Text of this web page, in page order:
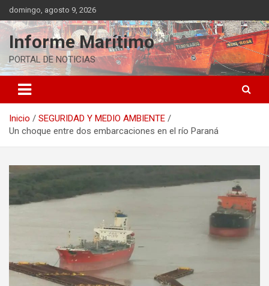
Saltar
al
contenido
domingo, agosto 9, 2026
Informe Marítimo
PORTAL DE NOTICIAS
Inicio
SEGURIDAD Y MEDIO AMBIENTE
Un choque entre dos embarcaciones en el río Paraná